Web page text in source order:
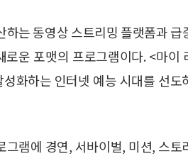
는 동영상 스트리밍 플랫폼과
운 포맷의 프로그램이다. <마이
화하는 인터넷 예능 시대를 선도
램에 경연, 서바이벌, 미션, 스토